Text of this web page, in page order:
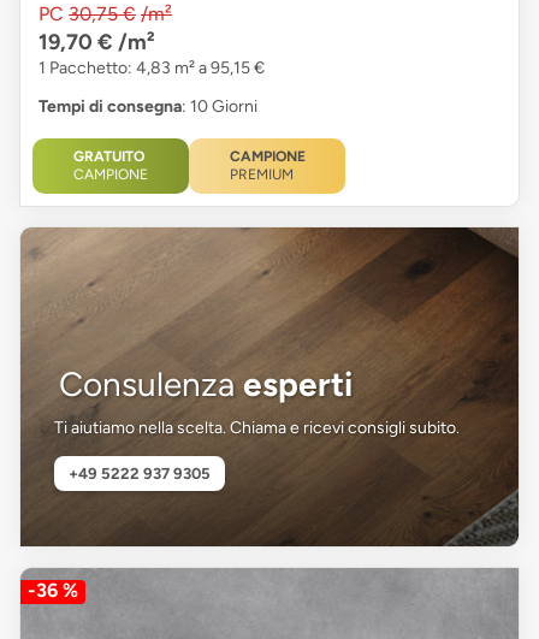
PC 30,75 € /m²
19,70 € /m²
1 Pacchetto: 4,83 m² a 95,15 €
Tempi di consegna: 10 Giorni
GRATUITO
CAMPIONE
CAMPIONE
PREMIUM
Consulenza esperti
Ti aiutiamo nella scelta. Chiama e ricevi consigli subito.
+49 5222 937 9305
-36 %